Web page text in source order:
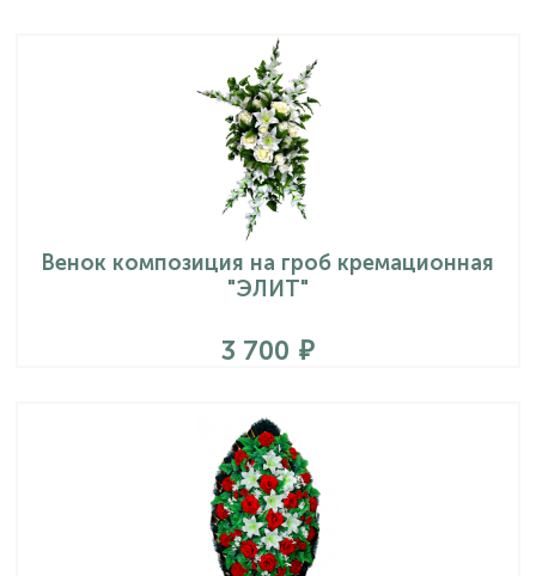
Венок композиция на гроб кремационная
"ЭЛИТ"
3 700